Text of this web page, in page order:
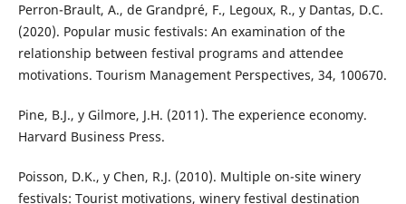
Perron-Brault, A., de Grandpré, F., Legoux, R., y Dantas, D.C.
(2020). Popular music festivals: An examination of the
relationship between festival programs and attendee
motivations. Tourism Management Perspectives, 34, 100670.
Pine, B.J., y Gilmore, J.H. (2011). The experience economy.
Harvard Business Press.
Poisson, D.K., y Chen, R.J. (2010). Multiple on-site winery
festivals: Tourist motivations, winery festival destination